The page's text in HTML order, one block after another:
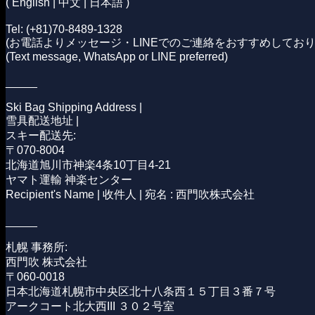
( English | 中文 | 日本語 )
Tel: (+81)70-8489-1328
(お電話よりメッセージ・LINEでのご連絡をおすすめしてお
(Text message, WhatsApp or LINE preferred)
Ski Bag Shipping Address |
雪具配送地址 |
スキー配送先:
〒070-8004
北海道旭川市神楽4条10丁目4-21
ヤマト運輸 神楽センター
Recipient's Name | 收件人 | 宛名 : 西門吹株式会社
札幌 事務所:
西門吹 株式会社
〒060-0018
日本北海道札幌市中央区北十八条西 １５丁目 ３番７号
アークコート北大西III
３０２号室